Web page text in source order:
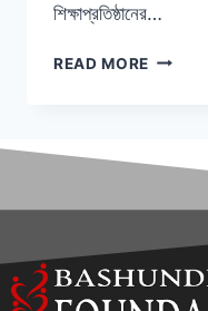
শিক্ষাপ্রতিষ্ঠানের…
READ MORE